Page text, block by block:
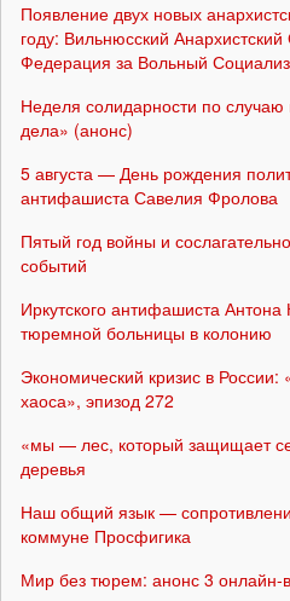
Появление двух новых
году: Вильнюсский
Федерация за Вольный
Неделя солидарности по
дела» (анонс)
5 августа — День рождения
антифашиста Савелия Фролова
Пятый год войны и
событий
Иркутского антифашиста Антона
тюремной больницы в колонию
Экономический кризис в
хаоса», эпизод 272
«мы — лес, который защищает
деревья
Наш общий язык —
коммуне Просфигика
Мир без тюрем: анонс 3 онлайн-